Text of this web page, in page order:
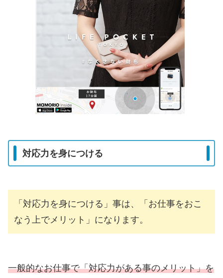
対応力を身につける
「対応力を身につける」事は、「お仕事をおこ
なう上でメリット」になります。
一般的なお仕事で「対応力がある事のメリット」を